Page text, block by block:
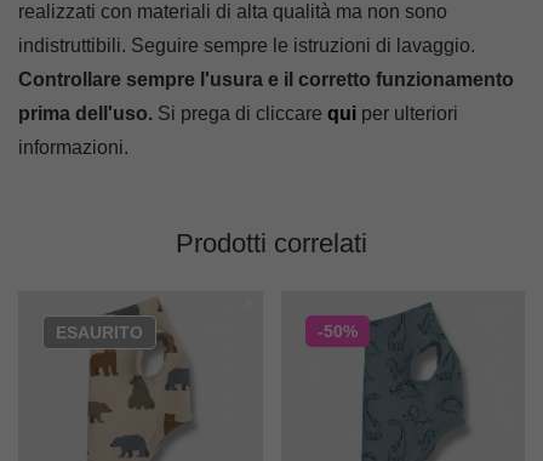
realizzati con materiali di alta qualità ma non sono
indistruttibili. Seguire sempre le istruzioni di lavaggio.
Controllare sempre l'usura e il corretto funzionamento
prima dell'uso. Si prega di cliccare qui per ulteriori
informazioni.
Prodotti correlati
ESAURITO -50%